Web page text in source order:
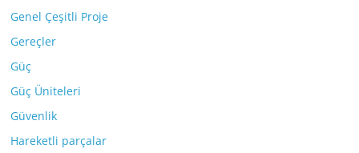
Genel Çeşitli Proje
Gereçler
Güç
Güç Üniteleri
Güvenlik
Hareketli parçalar